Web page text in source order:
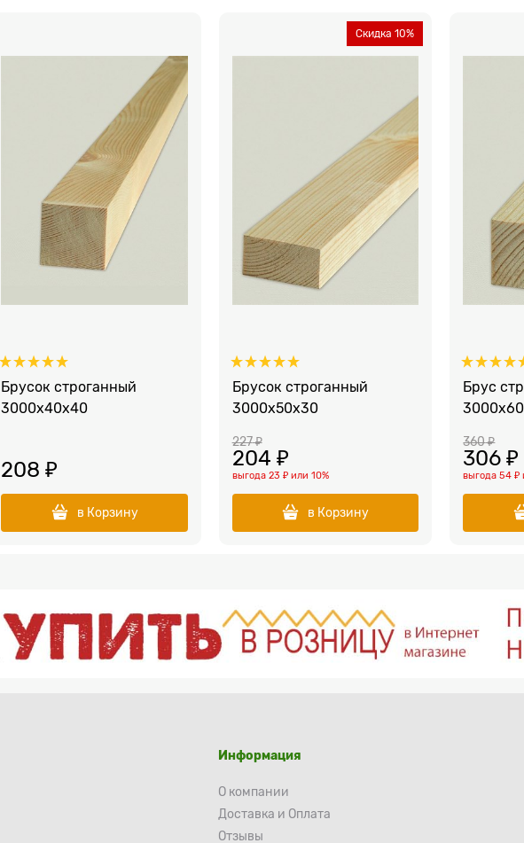
Брусок строганный
3000x40х40
208 ₽
в Корзину
Брусок строганный
3000x50х30
Скидка 10%
227 ₽
204 ₽
выгода 23 ₽или 10%
в Корзину
Брус
360 ₽
306 ₽
выгода54 ₽
Информация
О компании
Доставка и Оплата
Отзывы